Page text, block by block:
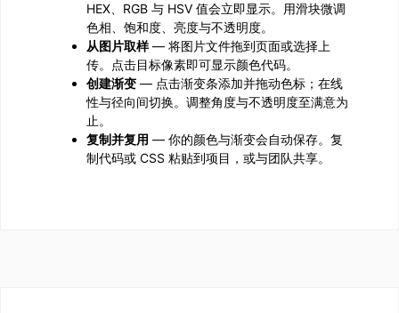
HEX、RGB 与 HSV 值会立即显示。用滑块微调
色相、饱和度、亮度与不透明度。
从图片取样— 将图片文件拖到页面或选择上
传。点击目标像素即可显示颜色代码。
创建渐变 — 点击渐变条添加并拖动色标；在线
性与径向间切换。调整角度与不透明度至满意为
止。
复制并复用 — 你的颜色与渐变会自动保存。复
制代码或 CSS 粘贴到项目，或与团队共享。